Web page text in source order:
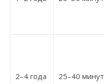
2–4 года 25–40 минут